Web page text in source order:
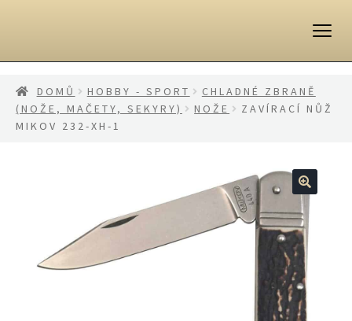
DOMŮ HOBBY - SPORT
CHLADNÉ ZBRANĚ
(NOŽE, MAČETY, SEKYRY)
NOŽE
ZAVÍRACÍ NŮŽ
MIKOV 232-XH-1
🔍